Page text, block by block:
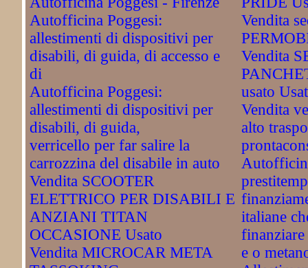
Autofficina Poggesi:
allestimenti di dispositivi per
disabili, di guida, di accesso e
di
Autofficina Poggesi:
allestimenti di dispositivi per
disabili, di guida,
verricello per far salire la
carrozzina del disabile in auto
Vendita SCOOTER
ELETTRICO PER DISABILI E
ANZIANI TITAN
OCCASIONE Usato
Vendita MICROCAR META
Vendita
Vendita
usato
Vendita
alto
italiane
e o